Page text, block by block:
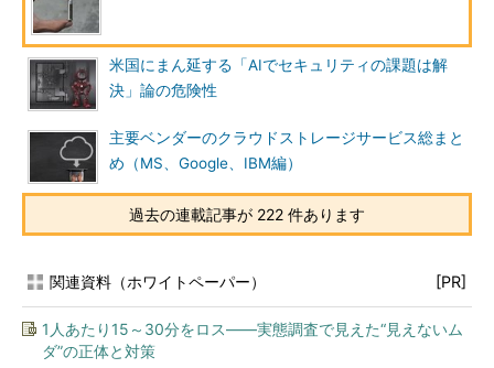
米国にまん延する「AIでセキュリティの課題は解
決」論の危険性
主要ベンダーのクラウドストレージサービス総まと
め（MS、Google、IBM編）
過去の連載記事が 222 件あります
関連資料（ホワイトペーパー） [PR]
1人あたり15～30分をロス――実態調査で見えた“見えないム
ダ”の正体と対策